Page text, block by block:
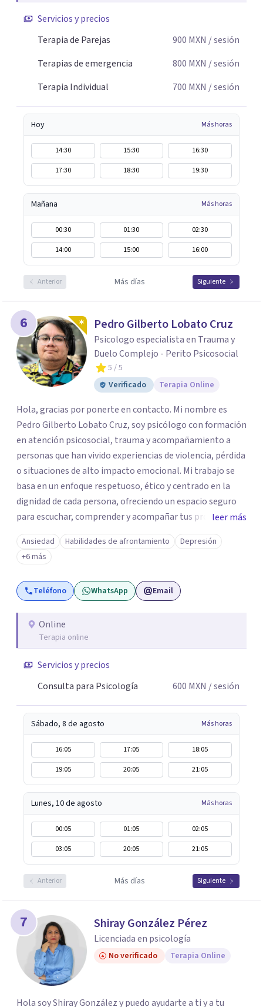
sanación de la historia sexual personal. Su enfoque
integra cuerpo, emociones y conciencia, promoviendo
con el bienestar emocional. ✨ “Acompaño el alma a
sanar, recordando el equilibrio entre mente, cuerpo,
consciente.” 💫
Servicios y precios
Terapia de Parejas
900 MXN / sesión
Terapias de emergencia
800 MXN / sesión
Terapia Individual
700 MXN / sesión
Hoy Más horas
14:30 15:30
16:30
17:30
18:30 19:30
Mañana Más horas
00:30 01:30
02:30
14:00
15:00 16:00
Anterior Más días Siguiente
6 Pedro Gilberto Lobato Cruz
Psicologo especialista en Trauma y
Duelo Complejo - Perito Psicosocial
5 / 5
Verificado
Terapia Online
Hola, gracias por ponerte en contacto. Mi nombre es
Pedro Gilberto Lobato Cruz, soy psicólogo con formación
en atención psicosocial, trauma y acompañamiento a
personas que han vivido experiencias de violencia, pérdida
o situaciones de alto impacto emocional. Mi trabajo se
basa en un enfoque respetuoso, ético y centrado en la
dignidad de cada persona, ofreciendo un espacio seguro
para escuchar, comprender y acompañar tus procesos
emocionales a tu propio ritmo. Creo firmemente en la
importancia de construir juntos herramientas que
fortalezcan el bienestar, la autonomía y el sentido de
vida. Será un gusto acompañarte en este proceso. Quedo
atento para resolver cualquier duda y acordar una cita. Un
leer más
Ansiedad Habilidades de afrontamiento
Depresión
+6 más
Teléfono WhatsApp Email
Online
Terapia online
Servicios y precios
Consulta para Psicología
600 MXN / sesión
Sábado, 8 de agosto Más horas
16:05 17:05
18:05
19:05
20:05 21:05
Lunes, 10 de agosto Más horas
00:05 01:05
02:05
03:05
20:05 21:05
Anterior Más días Siguiente
7 Shiray González Pérez
Licenciada en psicología
No verificado Terapia Online
Hola soy Shiray González y puedo ayudarte a ti y a tu